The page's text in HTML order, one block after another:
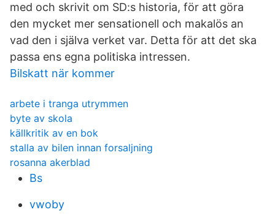
med och skrivit om SD:s historia, för att göra
den mycket mer sensationell och makalös an
vad den i själva verket var. Detta för att det ska
passa ens egna politiska intressen.
Bilskatt när kommer
arbete i tranga utrymmen
byte av skola
källkritik av en bok
stalla av bilen innan forsaljning
rosanna akerblad
Bs
vwoby